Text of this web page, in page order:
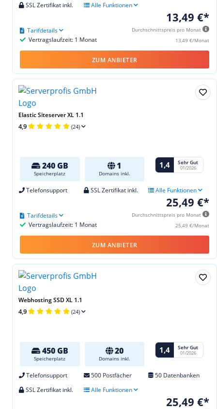
SSL Zertifikat inkl.
Alle Funktionen
13,49 €*
Durchschnittspreis pro Monat
13,49 €/Monat
Vertragslaufzeit: 1 Monat
Tarifdetails
ZUM ANBIETER
Elastic Siteserver XL 1.1
4,9 (24)
240 GB
Speicherplatz
1
Domains inkl.
1,4 Sehr Gut
01/2026
Telefonsupport SSL Zertifikat inkl. Alle Funktionen
25,49 €*
Durchschnittspreis pro Monat
25,49 €/Monat
Vertragslaufzeit: 1 Monat
Tarifdetails
ZUM ANBIETER
Webhosting SSD XL 1.1
4,9 (24)
450 GB
Speicherplatz
20
Domains inkl.
1,4 Sehr Gut
01/2026
Telefonsupport 500 Postfächer
50 Datenbanken
SSL Zertifikat inkl.
Alle Funktionen
25,49 €*